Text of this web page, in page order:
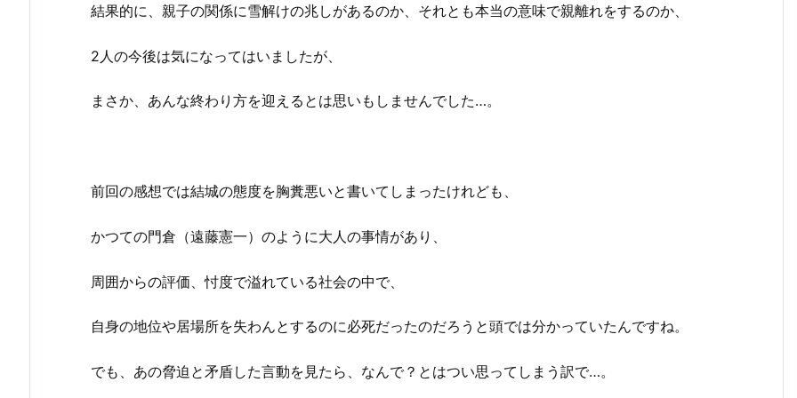
結果的に、親子の関係に雪解けの兆しがあるのか、それとも本当の意味で親離れをするのか、
2人の今後は気になってはいましたが、
まさか、あんな終わり方を迎えるとは思いもしませんでした…。
前回の感想では結城の態度を胸糞悪いと書いてしまったけれども、
かつての門倉（遠藤憲一）のように大人の事情があり、
周囲からの評価、忖度で溢れている社会の中で、
自身の地位や居場所を失わんとするのに必死だったのだろうと頭では分かっていたんですね。
でも、あの脅迫と矛盾した言動を見たら、なんで？とはつい思ってしまう訳で…。